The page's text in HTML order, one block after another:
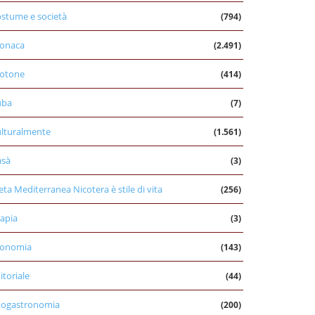
e società (794)
(2.491)
(414)
(7)
(1.561)
(3)
Mediterranea Nicotera è stile di vita (256)
(3)
(143)
(44)
(200)